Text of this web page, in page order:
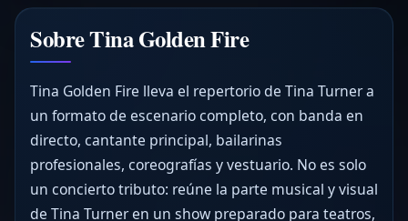
Sobre Tina Golden Fire
Tina Golden Fire lleva el repertorio de Tina Turner a
un formato de escenario completo, con banda en
directo, cantante principal, bailarinas
profesionales, coreografías y vestuario. No es solo
un concierto tributo: reúne la parte musical y visual
de Tina Turner en un show preparado para teatros,